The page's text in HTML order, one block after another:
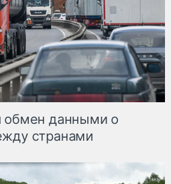
обмен данными о
странами